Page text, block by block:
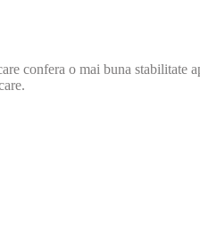
confera o mai buna